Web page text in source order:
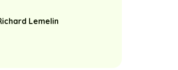
Lemelin